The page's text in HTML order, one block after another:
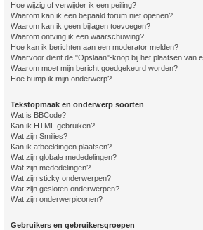
Hoe wijzig of verwijder ik een peiling?
Waarom kan ik een bepaald forum niet openen?
Waarom kan ik geen bijlagen toevoegen?
Waarom ontving ik een waarschuwing?
Hoe kan ik berichten aan een moderator melden?
Waarvoor dient de "Opslaan"-knop bij het plaatsen van
Waarom moet mijn bericht goedgekeurd worden?
Hoe bump ik mijn onderwerp?
Tekstopmaak en onderwerp soorten
Wat is BBCode?
Kan ik HTML gebruiken?
Wat zijn Smilies?
Kan ik afbeeldingen plaatsen?
Wat zijn globale mededelingen?
Wat zijn mededelingen?
Wat zijn sticky onderwerpen?
Wat zijn gesloten onderwerpen?
Wat zijn onderwerpiconen?
Gebruikers en gebruikersgroepen